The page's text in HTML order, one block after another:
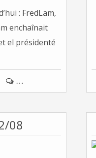
: FredLam,
enchaînait
el présidenté
 …
08